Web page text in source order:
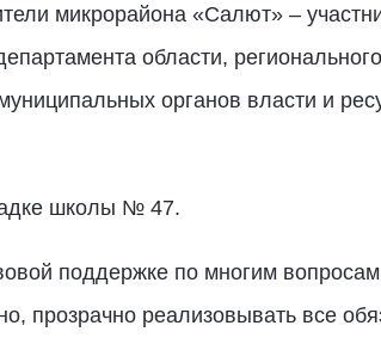
микрорайона «Салют» –
области,
органов власти и
школы № 47.
поддержке по многим
прозрачно реализовывать все